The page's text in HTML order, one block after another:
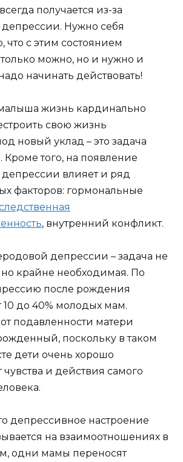
получается из-за
Нужно себя
что с этим состоянием
можно, но и нужно и
начинать действовать!
жизнь кардинально
свою жизнь
новый уклад – это задача
Кроме того, на появление
влияет и ряд
факторов: гормональные
, внутренний конфликт.
депрессии – задача не
но крайне необходимая. По
после рождения
10 до 40% молодых мам.
подавленности матери
поскольку в таком
дети очень хорошо
и действия самого
депрессивное настроение
на взаимоотношениях в
одни мамы переносят